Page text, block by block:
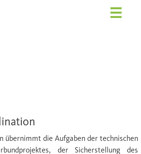
übernimmt die Aufgaben der technischen
der Sicherstellung des